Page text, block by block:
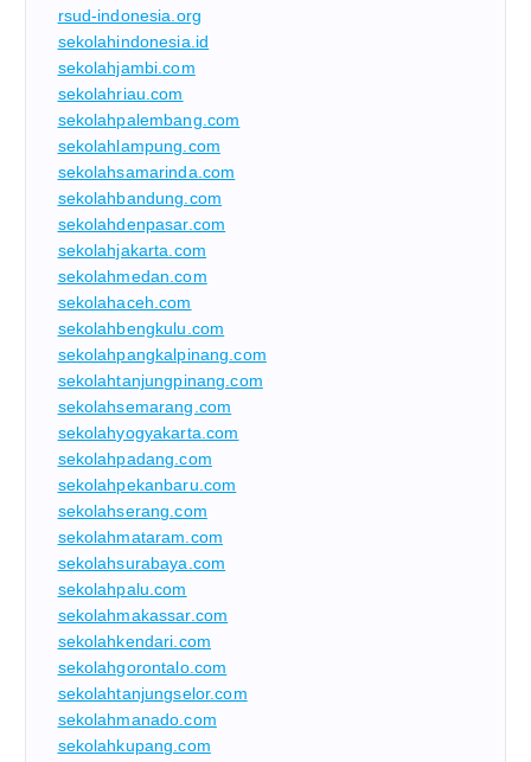
rsud-indonesia.org
sekolahindonesia.id
sekolahjambi.com
sekolahriau.com
sekolahpalembang.com
sekolahlampung.com
sekolahsamarinda.com
sekolahbandung.com
sekolahdenpasar.com
sekolahjakarta.com
sekolahmedan.com
sekolahaceh.com
sekolahbengkulu.com
sekolahpangkalpinang.com
sekolahtanjungpinang.com
sekolahsemarang.com
sekolahyogyakarta.com
sekolahpadang.com
sekolahpekanbaru.com
sekolahserang.com
sekolahmataram.com
sekolahsurabaya.com
sekolahpalu.com
sekolahmakassar.com
sekolahkendari.com
sekolahgorontalo.com
sekolahtanjungselor.com
sekolahmanado.com
sekolahkupang.com